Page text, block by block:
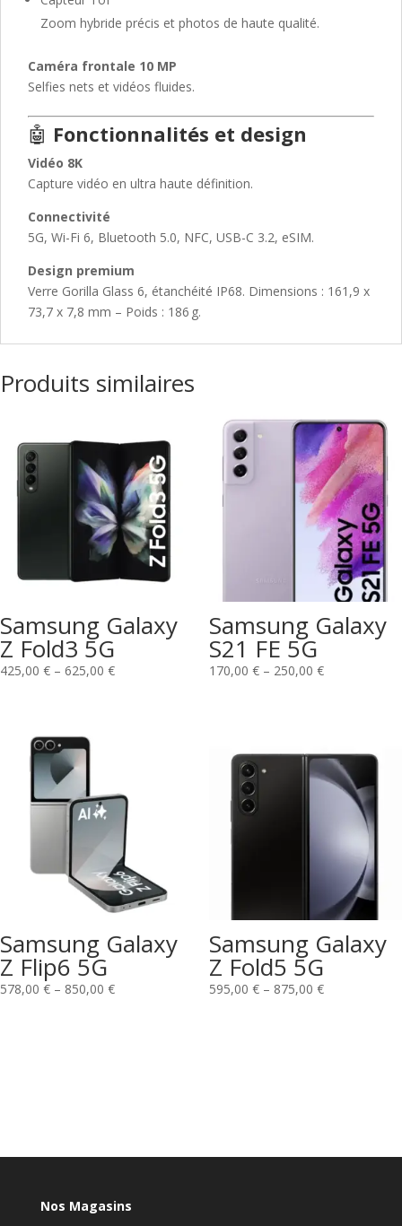
Zoom hybride précis et photos de haute qualité.
Caméra frontale 10 MP
Selfies nets et vidéos fluides.
🤖 Fonctionnalités et design
Vidéo 8K
Capture vidéo en ultra haute définition.
Connectivité
5G, Wi-Fi 6, Bluetooth 5.0, NFC, USB-C 3.2, eSIM.
Design premium
Verre Gorilla Glass 6, étanchéité IP68. Dimensions : 161,9 x
73,7 x 7,8 mm – Poids : 186 g.
Produits similaires
Samsung Galaxy
Z Fold3 5G
425,00 € – 625,00 €
Samsung Galaxy
S21 FE 5G
170,00 €– 250,00 €
Samsung Galaxy
Z Flip6 5G
578,00 € – 850,00 €
Samsung Galaxy
Z Fold5 5G
595,00 €– 875,00 €
Nos Magasins